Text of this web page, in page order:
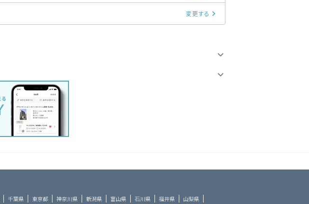
変更する
千葉県 東京都 神奈川県 新潟県 富山県 石川県 福井県 山梨県